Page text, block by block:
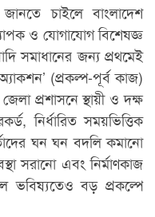
চাইলে বাংলাদেশ
ও যোগাযোগ বিশেষজ্ঞ
সমাধানের জন্য প্রথমেই
(প্রকল্প-পূর্ব কাজ)
প্রশাসনে স্থায়ী ও দক্ষ
নির্ধারিত সময়ভিত্তিক
ঘন ঘন বদলি কমানো
সরানো এবং নির্মাণকাজ
ভবিষ্যতেও বড় প্রকল্পে